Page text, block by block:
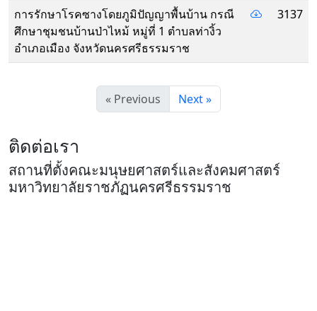
การรักษาโรคซางโดยภูมิปัญญาพื้นบ้าน กรณี
ศึกษาชุมชนบ้านป่าไหม้ หมู่ที่ 1 ตำบลท่างิ้ว
อำเภอเมือง จังหวัดนครศรีธรรมราช
3137
« Previous Next »
ติดต่อเรา
สถานที่ตั้งคณะมนุษยศาสตร์และสังคมศาสตร์
มหาวิทยาลัยราชภัฏนครศรีธรรมราช